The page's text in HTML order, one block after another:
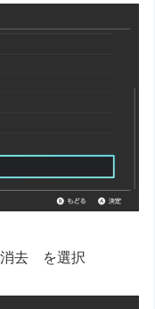
消去 を選択